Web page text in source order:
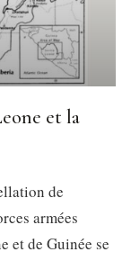
et la
de
armées
et de Guinée se